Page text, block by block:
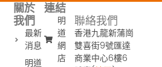
關於
我們
最新
消息
明道
連結
明
道
網
店
聯絡我們
香港九龍新蒲崗
雙喜街9號匯達
商業中心6樓6